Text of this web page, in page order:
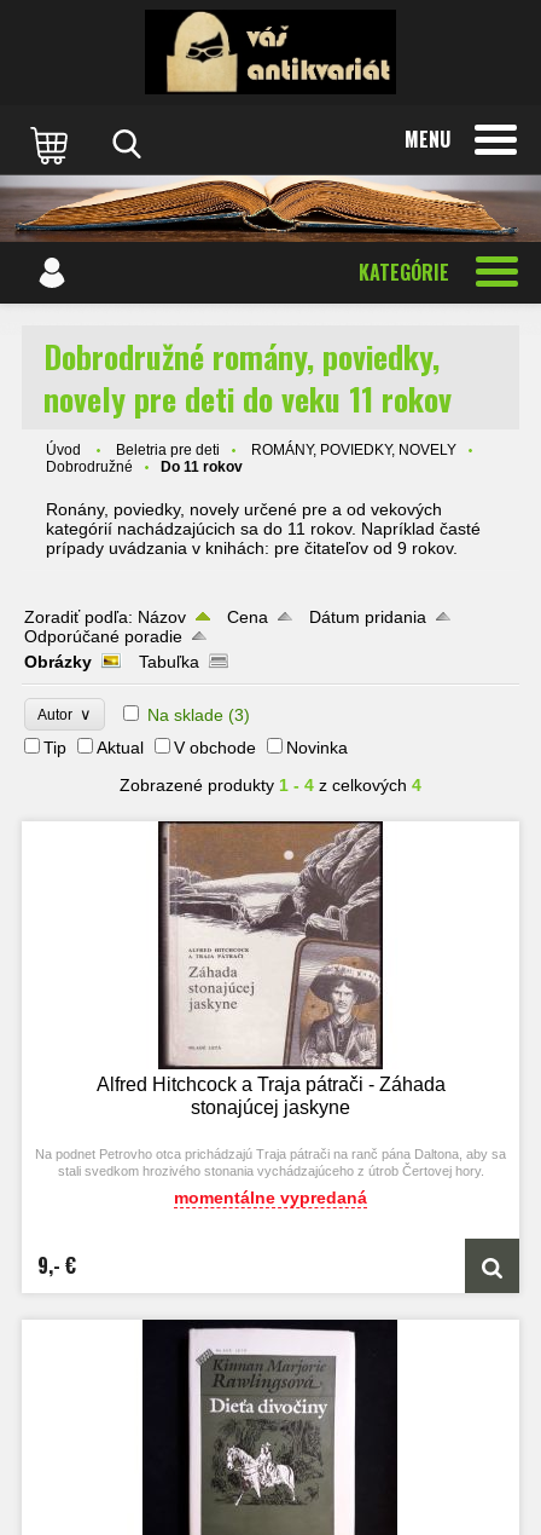
MENU
KATEGÓRIE
Dobrodružné romány, poviedky,
novely pre deti do veku 11 rokov
Úvod Beletria pre deti
ROMÁNY, POVIEDKY, NOVELY
Dobrodružné
Do 11 rokov
Ronány, poviedky, novely určené pre a od vekových
kategórií nachádzajúcich sa do 11 rokov. Napríklad časté
prípady uvádzania v knihách: pre čitateľov od 9 rokov.
Zoradiť podľa: Názov Cena
Dátum pridania
Odporúčané poradie
Obrázky
Tabuľka
Autor ∨ Na sklade (3)
Tip
Aktual V obchode
Novinka
Zobrazené produkty 1 - 4 z celkových 4
Alfred Hitchcock a Traja pátrači - Záhada
stonajúcej jaskyne
Na podnet Petrovho otca prichádzajú Traja pátrači na ranč pána Daltona, aby sa
stali svedkom hrozivého stonania vychádzajúceho z útrob Čertovej hory.
momentálne vypredaná
9,- €